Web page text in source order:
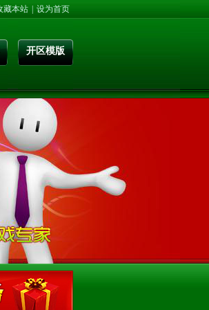
藏本站 设为首页
开区模版